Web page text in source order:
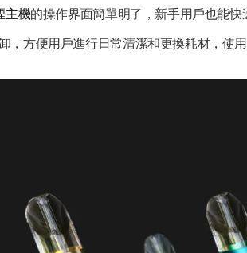
主機的操作界面簡單明了，新手用戶也能快
，方便用戶進行日常清潔和更換耗材，使